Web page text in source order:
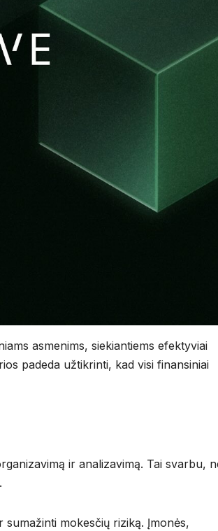
asmenims, siekiantiems efektyviai
padeda užtikrinti, kad visi finansiniai
ir analizavimą. Tai svarbu,
mokesčių riziką. Įmonės,